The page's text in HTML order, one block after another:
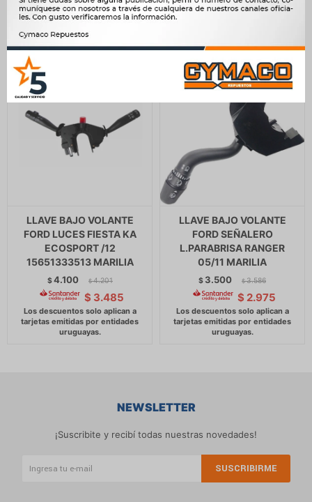
LLAVE BAJO VOLANTE
FORD LUCES FIESTA KA
ECOSPORT /12
15651333513 MARILIA
$4.100 $ 4.201
$ 3.485
LLAVE BAJO VOLANTE
FORD SEÑALERO
L.PARABRISA RANGER
05/11 MARILIA
$ 3.500 $ 3.586
$ 2.975
NEWSLETTER
¡Suscribite y recibí todas nuestras novedades!
SUSCRIBIRME